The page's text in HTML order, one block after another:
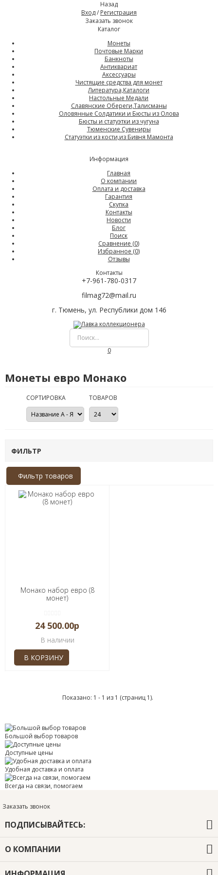
Назад
Вход/ Регистрация
Заказать звонок
Каталог
Монеты
Почтовые Марки
Банкноты
Антиквариат
Аксессуары
Чистящие средства для монет
Литература,Каталоги
Настольные Медали
Славянские Обереги,Талисманы
Оловянные Солдатики и Бюсты из Олова
Бюсты и статуэтки из чугуна
Тюменские Сувениры
Статуэтки из кости,из Бивня Мамонта
Информация
Главная
О компании
Оплата и доставка
Гарантия
Скупка
Контакты
Новости
Блог
Поиск
Сравнение (0)
Избранное (0)
Отзывы
Контакты
+7-961-780-0317
filmag72@mail.ru
г. Тюмень, ул. Республики дом 146
0
Монеты евро Монако
СОРТИРОВКА ТОВАРОВ
ФИЛЬТР
Фильтр товаров
Монако набор евро (8
монет)
24 500.00р
В наличии
Показано: 1 - 1 из 1 (страниц 1).
Большой выбор товаров
Доступные цены
Удобная доставка и оплата
Всегда на связи, помогаем
Заказать звонок
ПОДПИСЫВАЙТЕСЬ:
О КОМПАНИИ
О компании